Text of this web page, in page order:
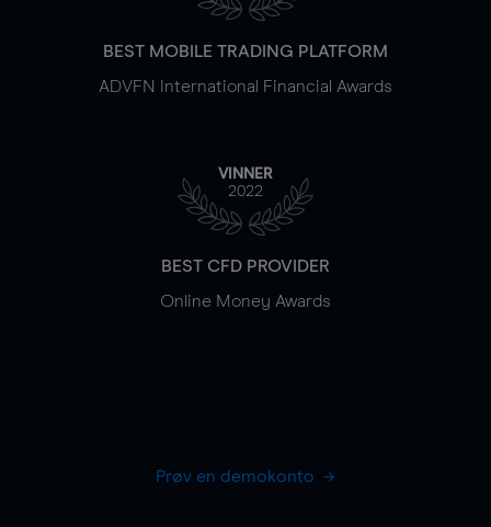
BEST MOBILE TRADING PLATFORM
ADVFN International Financial Awards
VINNER
2022
BEST CFD PROVIDER
Online Money Awards
Prøv en demokonto